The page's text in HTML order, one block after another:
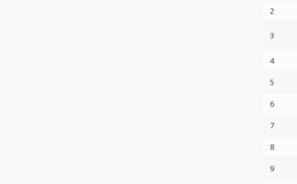
2
3
4
5
6
7
8
9